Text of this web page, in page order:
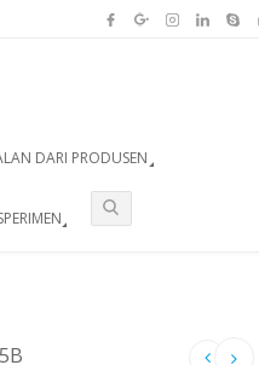
DARI PRODUSEN